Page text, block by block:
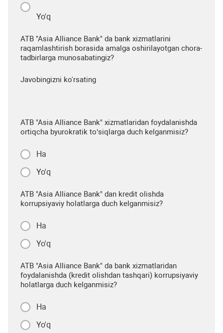
Yo'q
ATB "Asia Alliance Bank" da bank xizmatlarini
raqamlashtirish borasida amalga oshirilayotgan chora-
tadbirlarga munosabatingiz?
Javobingizni ko'rsating
ATB "Asia Alliance Bank" xizmatlaridan foydalanishda
ortiqcha byurokratik to‘siqlarga duch kelganmisiz?
Ha
Yo'q
ATB "Asia Alliance Bank" dan kredit olishda
korrupsiyaviy holatlarga duch kelganmisiz?
Ha
Yo'q
ATB "Asia Alliance Bank" da bank xizmatlaridan
foydalanishda (kredit olishdan tashqari) korrupsiyaviy
holatlarga duch kelganmisiz?
Ha
Yo'q